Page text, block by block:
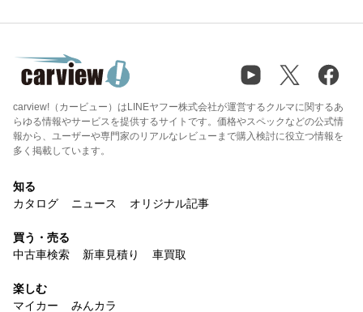
carview!（カービュー）はLINEヤフー株式会社が運営するクルマに関するあ
らゆる情報やサービスを提供するサイトです。価格やスペックなどの公式情
報から、ユーザーや専門家のリアルなレビューまで購入検討に役立つ情報を
多く掲載しています。
知る
カタログ
ニュース オリジナル記事
買う・売る
中古車検索
新車見積り 車買取
楽しむ
マイカー
みんカラ